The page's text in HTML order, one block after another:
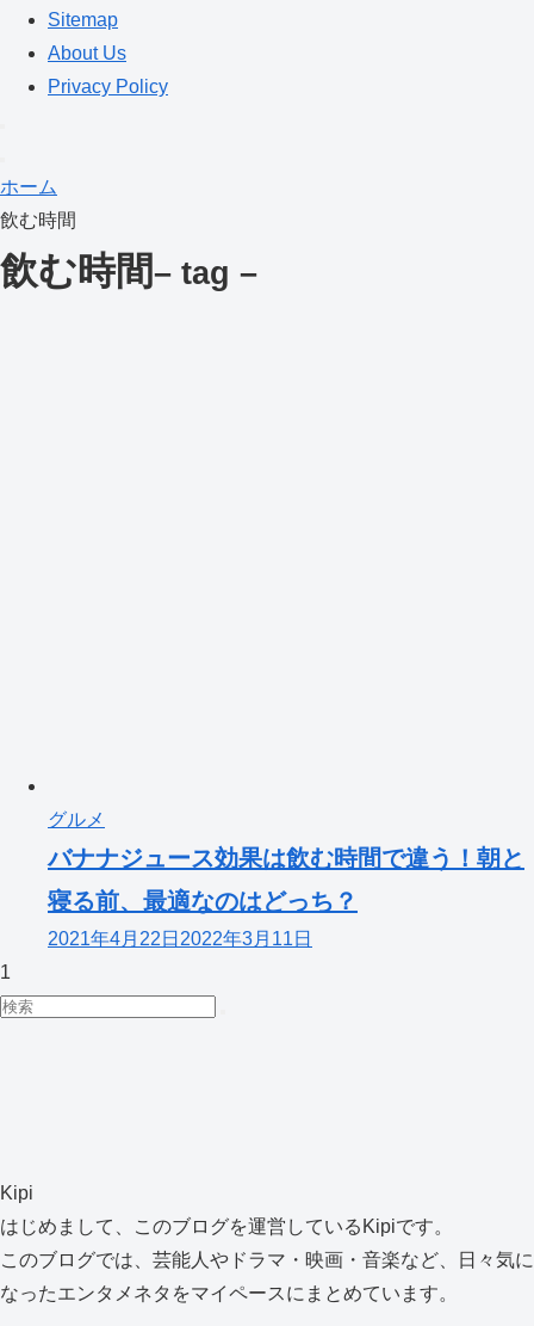
Sitemap
About Us
Privacy Policy
ホーム
飲む時間
飲む時間– tag –
グルメ
バナナジュース効果は飲む時間で違う！朝と
寝る前、最適なのはどっち？
2021年4月22日 2022年3月11日
1
Kipi
はじめまして、このブログを運営しているKipiです。
このブログでは、芸能人やドラマ・映画・音楽など、日々気に
なったエンタメネタをマイペースにまとめています。